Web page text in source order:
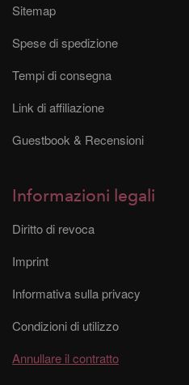
Sitemap
Spese di spedizione
Tempi di consegna
Link di affiliazione
Guestbook & Recensioni
Informazioni legali
Diritto di revoca
Imprint
Informativa sulla privacy
Condizioni di utilizzo
Annullare il contratto